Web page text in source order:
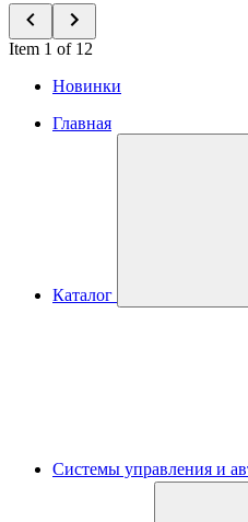
Item 1 of 12
Новинки
Главная
Каталог
Системы управления и